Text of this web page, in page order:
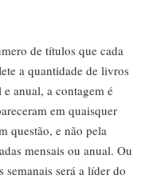
de títulos que cada
a quantidade de livros
anual, a contagem é
em quaisquer
questão, e não pela
mensais ou anual. Ou
será a líder do